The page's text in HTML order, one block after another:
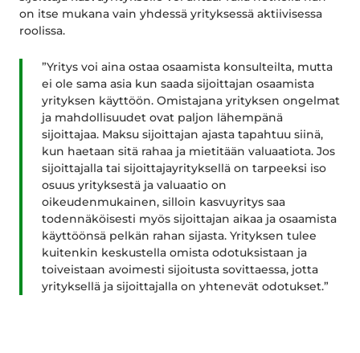
on itse mukana vain yhdessä yrityksessä aktiivisessa
roolissa.
”Yritys voi aina ostaa osaamista konsulteilta, mutta
ei ole sama asia kun saada sijoittajan osaamista
yrityksen käyttöön. Omistajana yrityksen ongelmat
ja mahdollisuudet ovat paljon lähempänä
sijoittajaa. Maksu sijoittajan ajasta tapahtuu siinä,
kun haetaan sitä rahaa ja mietitään valuaatiota. Jos
sijoittajalla tai sijoittajayrityksellä on tarpeeksi iso
osuus yrityksestä ja valuaatio on
oikeudenmukainen, silloin kasvuyritys saa
todennäköisesti myös sijoittajan aikaa ja osaamista
käyttöönsä pelkän rahan sijasta. Yrityksen tulee
kuitenkin keskustella omista odotuksistaan ja
toiveistaan avoimesti sijoitusta sovittaessa, jotta
yrityksellä ja sijoittajalla on yhtenevät odotukset.”